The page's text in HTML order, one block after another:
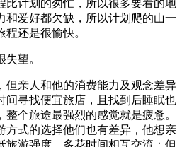
比计划的匆忙，所以很多要看的地
和爱好都欠缺，所以计划爬的山一
还是很愉快。
望。
但亲人和他的消费能力及观念差异
间寻找便宜旅店，且找到后睡眠也
个旅途最强烈的感觉就是疲惫。
方式的选择他们也有差异，他想亲
旅游强度，多花时间相互交流；但